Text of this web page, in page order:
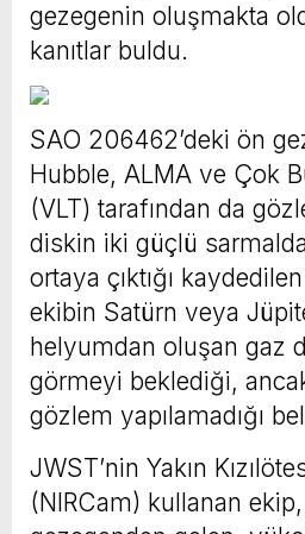
gezegenin oluşmakta
kanıtlar buldu.
SAO 206462’deki ön
Hubble, ALMA ve Çok
(VLT) tarafından da
diskin iki güçlü
ortaya çıktığı
ekibin Satürn veya
helyumdan oluşan gaz
görmeyi beklediği,
gözlem yapılamadığı
JWST’nin Yakın
(NIRCam) kullanan ekip,